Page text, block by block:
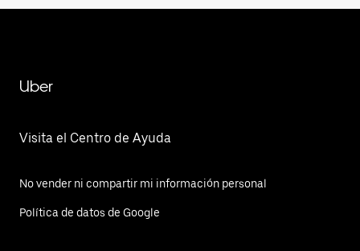
Uber
Visita el Centro de Ayuda
No vender ni compartir mi información personal
Política de datos de Google